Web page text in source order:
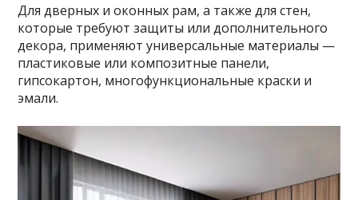
Для дверных и оконных рам, а также для стен,
которые требуют защиты или дополнительного
декора, применяют универсальные материалы —
пластиковые или композитные панели,
гипсокартон, многофункциональные краски и
эмали.